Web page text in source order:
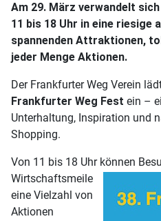
Am 29. März verwandelt
11 bis 18 Uhr in eine riesige
spannenden Attraktionen,
jeder Menge Aktionen.
Der Frankfurter Weg Verein
Frankfurter Weg Fest ein –
Unterhaltung, Inspiration und
Shopping.
Von 11 bis 18 Uhr können B
Wirtschaftsmeile
eine Vielzahl von
Aktionen